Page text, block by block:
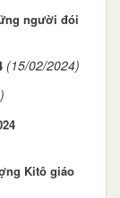
người đói
(15/02/2024)
Kitô giáo